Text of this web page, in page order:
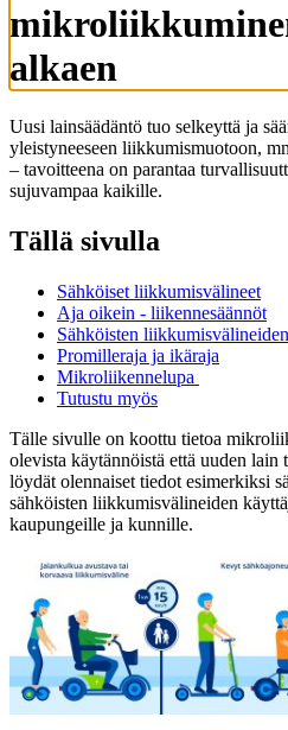
alkaen
Uusi lainsäädäntö tuo selkeyttä ja
yleistyneeseen liikkumismuotoon,
– tavoitteena on parantaa
sujuvampaa kaikille.
Tällä sivulla
Sähköiset liikkumisvälineet
Aja oikein - liikennesäännöt
Sähköisten
Promilleraja ja ikäraja
Mikroliikennelupa
Tutustu myös
Tälle sivulle on koottu tietoa
olevista käytännöistä että uuden lain
löydät olennaiset tiedot esimerkiksi
sähköisten liikkumisvälineiden
kaupungeille ja kunnille.